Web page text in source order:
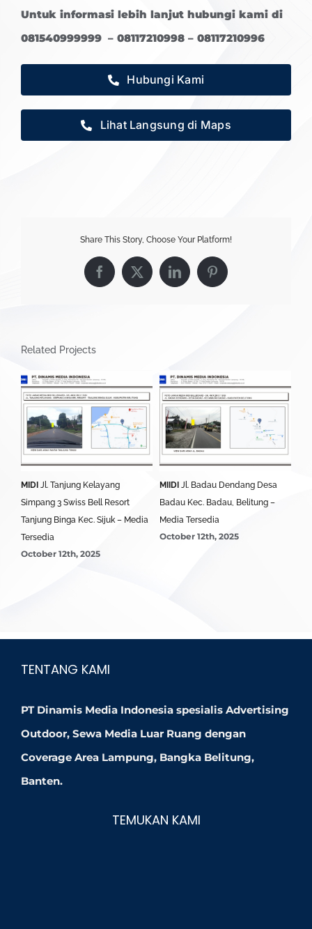
Untuk informasi lebih lanjut hubungi kami di
081540999999 – 08117210998 – 08117210996
Hubungi Kami
Lihat Langsung di Maps
Share This Story, Choose Your Platform!
Facebook
X LinkedInPinterest
Related Projects
MIDI Jl. Tanjung Kelayang
Simpang 3 Swiss Bell Resort
Tanjung Binga Kec. Sijuk – Media
Tersedia
October 12th, 2025
MIIDI Jl. Badau Dendang Desa
Badau Kec. Badau, Belitung –
Media Tersedia
October 12th, 2025
TENTANG KAMI
PT Dinamis Media Indonesia spesialis Advertising
Outdoor, Sewa Media Luar Ruang dengan
Coverage Area Lampung, Bangka Belitung,
Banten.
TEMUKAN KAMI